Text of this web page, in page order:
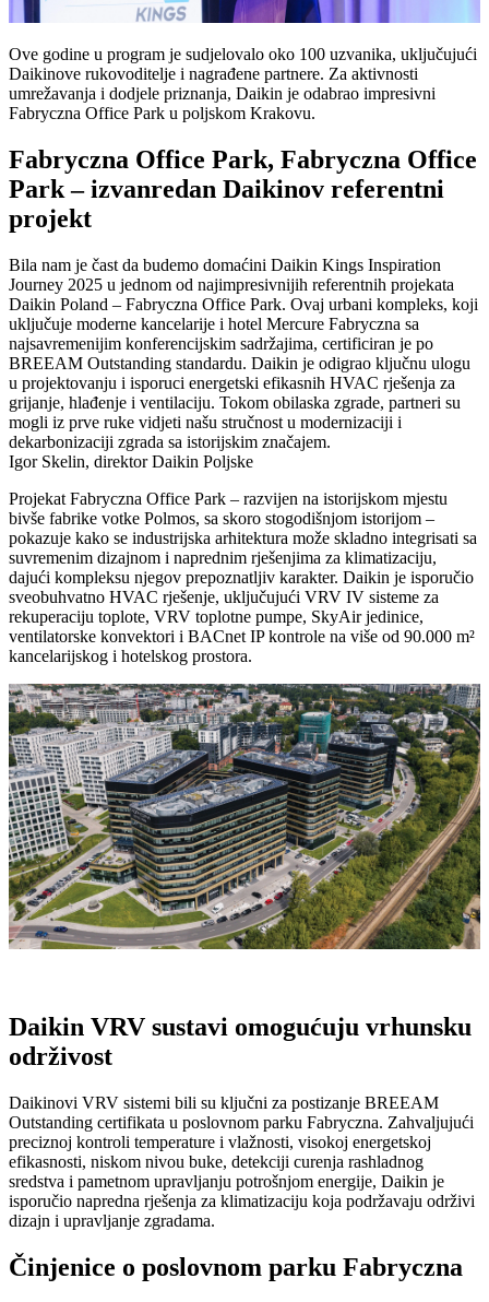
Ove godine u program je sudjelovalo oko 100 uzvanika, uključujući
Daikinove rukovoditelje i nagrađene partnere. Za aktivnosti
umrežavanja i dodjele priznanja, Daikin je odabrao impresivni
Fabryczna Office Park u poljskom Krakovu.
Fabryczna Office Park, Fabryczna Office
Park – izvanredan Daikinov referentni
projekt
Bila nam je čast da budemo domaćini Daikin Kings Inspiration
Journey 2025 u jednom od najimpresivnijih referentnih projekata
Daikin Poland – Fabryczna Office Park. Ovaj urbani kompleks, koji
uključuje moderne kancelarije i hotel Mercure Fabryczna sa
najsavremenijim konferencijskim sadržajima, certificiran je po
BREEAM Outstanding standardu. Daikin je odigrao ključnu ulogu
u projektovanju i isporuci energetski efikasnih HVAC rješenja za
grijanje, hlađenje i ventilaciju. Tokom obilaska zgrade, partneri su
mogli iz prve ruke vidjeti našu stručnost u modernizaciji i
dekarbonizaciji zgrada sa istorijskim značajem.
Igor Skelin, direktor Daikin Poljske
Projekat Fabryczna Office Park – razvijen na istorijskom mjestu
bivše fabrike votke Polmos, sa skoro stogodišnjom istorijom –
pokazuje kako se industrijska arhitektura može skladno integrisati sa
suvremenim dizajnom i naprednim rješenjima za klimatizaciju,
dajući kompleksu njegov prepoznatljiv karakter. Daikin je isporučio
sveobuhvatno HVAC rješenje, uključujući VRV IV sisteme za
rekuperaciju toplote, VRV toplotne pumpe, SkyAir jedinice,
ventilatorske konvektori i BACnet IP kontrole na više od 90.000 m²
kancelarijskog i hotelskog prostora.
Daikin VRV sustavi omogućuju vrhunsku
održivost
Daikinovi VRV sistemi bili su ključni za postizanje BREEAM
Outstanding certifikata u poslovnom parku Fabryczna. Zahvaljujući
preciznoj kontroli temperature i vlažnosti, visokoj energetskoj
efikasnosti, niskom nivou buke, detekciji curenja rashladnog
sredstva i pametnom upravljanju potrošnjom energije, Daikin je
isporučio napredna rješenja za klimatizaciju koja podržavaju održivi
dizajn i upravljanje zgradama.
Činjenice o poslovnom parku Fabryczna